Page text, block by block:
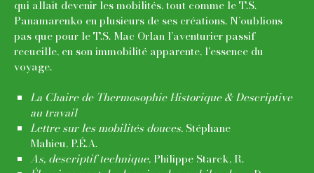
qui allait devenir les mobilités, tout comme le T.S.
Panamarenko en plusieurs de ses créations. N’oublions
pas que pour le T.S. Mac Orlan l’aventurier passif
recueille, en son immobilité apparente, l’essence du
voyage.
La Chaire de Thermosophie Historique & Descriptive
au travail
Lettre sur les mobilités douces, Stéphane
Mahieu, P.É.A.
As, descriptif technique, Philippe Starck, R.